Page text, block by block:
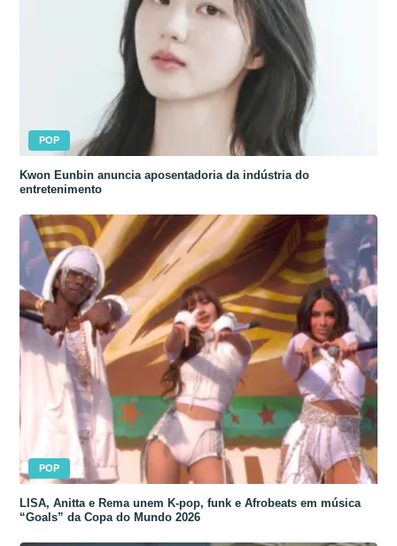
POP
Kwon Eunbin anuncia aposentadoria da indústria do
entretenimento
POP
LISA, Anitta e Rema unem K-pop, funk e Afrobeats em música
“Goals” da Copa do Mundo 2026